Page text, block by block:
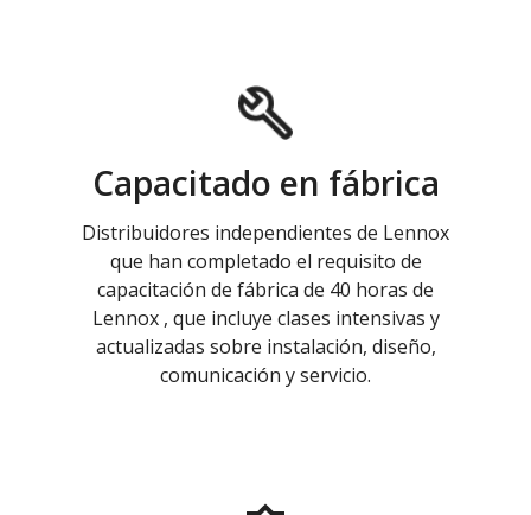
Capacitado en fábrica
Distribuidores independientes de Lennox
que han completado el requisito de
capacitación de fábrica de 40 horas de
Lennox , que incluye clases intensivas y
actualizadas sobre instalación, diseño,
comunicación y servicio.